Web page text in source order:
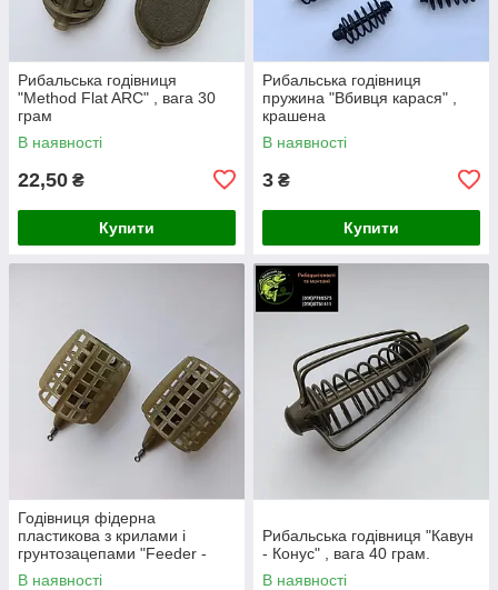
Рибальська годівниця
"Method Flat ARC" , вага 30
грам
В наявності
22,50 ₴
Купити
Рибальська годівниця
пружина "Вбивця карася" ,
крашена
В наявності
3 ₴
Купити
Годівниця фідерна
пластикова з крилами і
грунтозацепами "Feeder -
Sport" , вага 50 грам
В наявності
Рибальська годівниця "Кавун
- Конус" , вага 40 грам.
В наявності